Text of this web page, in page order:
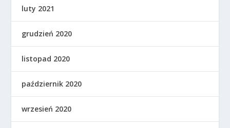
luty 2021
grudzień 2020
listopad 2020
październik 2020
wrzesień 2020